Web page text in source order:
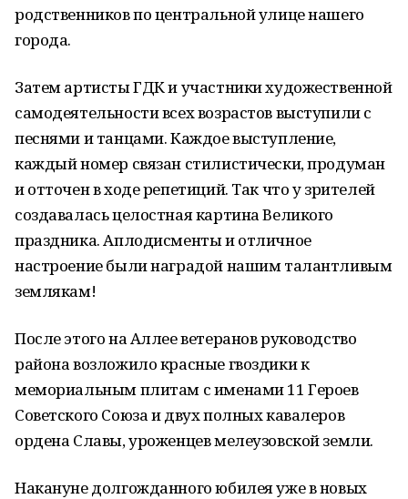
родственников по центральной улице нашего
города.
Затем артисты ГДК и участники художественной
самодеятельности всех возрастов выступили с
песнями и танцами. Каждое выступление,
каждый номер связан стилистически, продуман
и отточен в ходе репетиций. Так что у зрителей
создавалась целостная картина Великого
праздника. Аплодисменты и отличное
настроение были наградой нашим талантливым
землякам!
После этого на Аллее ветеранов руководство
района возложило красные гвоздики к
мемориальным плитам с именами 11 Героев
Советского Союза и двух полных кавалеров
ордена Славы, уроженцев мелеузовской земли.
Накануне долгожданного юбилея уже в новых